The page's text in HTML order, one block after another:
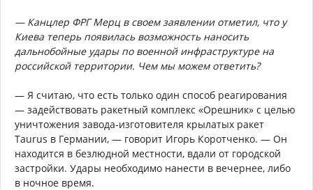
— Канцлер ФРГ Мерц в своем заявлении отметил, что у
Киева теперь появилась возможность наносить
дальнобойные удары по военной инфраструктуре на
российской территории. Чем мы можем ответить?
— Я считаю, что есть только один способ реагирования
— задействовать ракетный комплекс «Орешник» с целью
уничтожения завода-изготовителя крылатых ракет
Taurus в Германии, — говорит Игорь Коротченко. — Он
находится в безлюдной местности, вдали от городской
застройки. Удары необходимо нанести в вечернее, либо
в ночное время.